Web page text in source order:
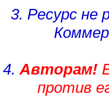
3. Ресурс не
4. Авторам!
против